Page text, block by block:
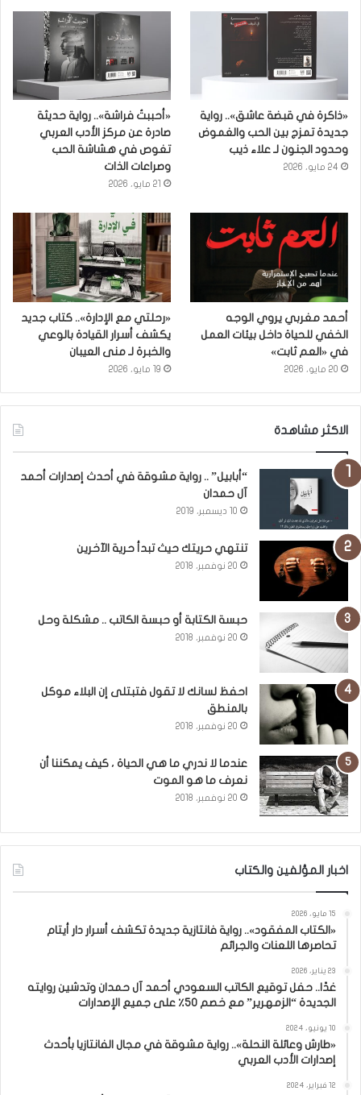
«ذاكرة في قبضة عاشق».. رواية
جديدة تمزج بين الحب والغموض
وحدود الجنون لـ علاء ذيب
24 مايو، 2026
«أحببتُ فراشة».. رواية حديثة
صادرة عن مركز الأدب العربي
تغوص في هشاشة الحب
وصراعات الذات
21 مايو، 2026
أحمد مغربي يروي الوجه
الخفي للحياة داخل بيئات العمل
في «العم ثابت»
20 مايو، 2026
«رحلتي مع الإدارة».. كتاب جديد
يكشف أسرار القيادة بالوعي
والخبرة لـ منى العيبان
19 مايو، 2026
الاكثر مشاهدة
“أبابيل” .. رواية مشوقة في أحدث إصدارات أحمد
آل حمدان
10 ديسمبر، 2019
تنتهي حريتك حيث تبدأ حرية الآخرين
20 نوفمبر، 2018
حبسة الكتابة أو حبسة الكاتب .. مشكلة وحل
20 نوفمبر، 2018
احفظ لسانك لا تقول فتبتلى إن البلاء موكل
بالمنطق
20 نوفمبر، 2018
عندما لا ندري ما هي الحياة ، كيف يمكننا أن
نعرف ما هو الموت
20 نوفمبر، 2018
اخبار المؤلفين والكتاب
15 مايو، 2026
«الكتاب المفقود».. رواية فانتازية جديدة تكشف أسرار دار أيتام
تحاصرها اللعنات والجرائم
23 يناير، 2026
غدًا.. حفل توقيع الكاتب السعودي أحمد آل حمدان وتدشين روايته
الجديدة “الزمهرير” مع خصم 50٪ على جميع الإصدارات
10 يونيو، 2024
«طارش وعائلة النحلة».. رواية مشوقة في مجال الفانتازيا بأحدث
إصدارات الأدب العربي
12 فبراير، 2024